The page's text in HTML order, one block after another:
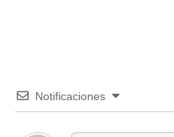
Notificaciones